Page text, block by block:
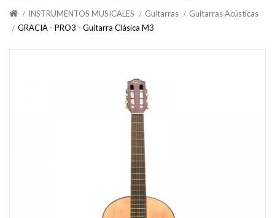
INSTRUMENTOS MUSICALES Guitarras
Guitarras Acústicas
GRACIA - PRO3 - Guitarra Clásica M3